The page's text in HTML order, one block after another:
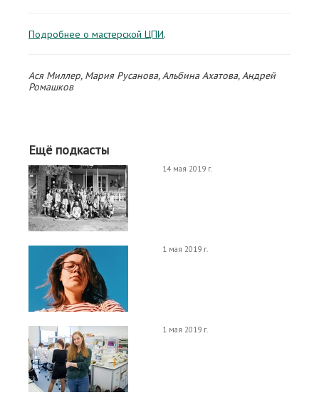
Подробнее о мастерской ЦПИ.
Ася Миллер, Мария Русанова, Альбина Ахатова, Андрей
Ромашков
Ещё подкасты
14 мая 2019 г.
1 мая 2019 г.
1 мая 2019 г.